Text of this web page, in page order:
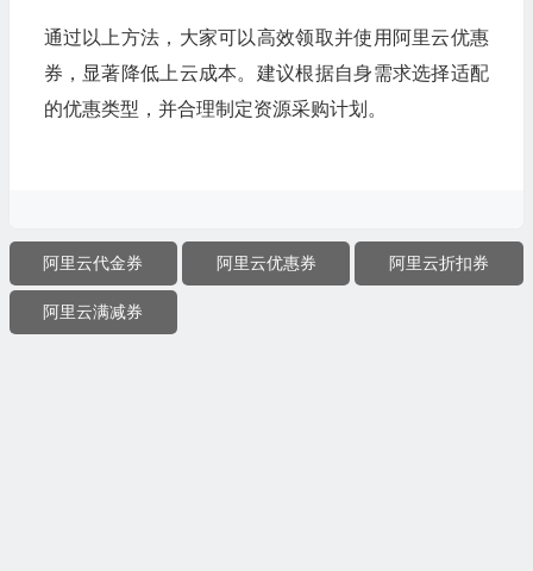
通过以上方法，大家可以高效领取并使用阿里云优惠
券，显著降低上云成本。建议根据自身需求选择适配
的优惠类型，并合理制定资源采购计划。
阿里云代金券 阿里云优惠券 阿里云折扣券
阿里云满减券